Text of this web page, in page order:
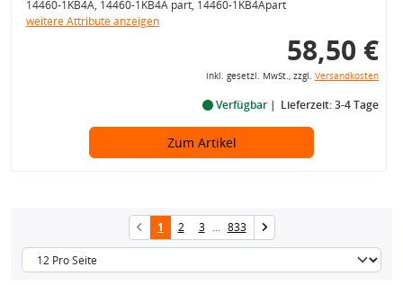
14460-1KB4A, 14460-1KB4A part, 14460-1KB4Apart
weitere Attribute anzeigen
58,50 €
inkl. gesetzl. MwSt., zzgl. Versandkosten
Verfügbar Lieferzeit: 3-4 Tage
Zum Artikel
1 2 3 ... 833